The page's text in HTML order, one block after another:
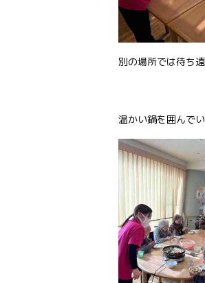
別の場所では待ち
温かい鍋を囲んで